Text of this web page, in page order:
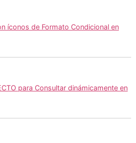
íconos de Formato Condicional en
para Consultar dinámicamente en